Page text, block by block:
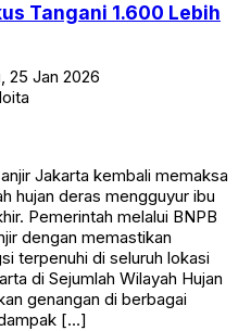
Tangani 1.600 Lebih
25 Jan 2026
Jakarta kembali memaksa
hujan deras mengguyur ibu
Pemerintah melalui BNPB
dengan memastikan
terpenuhi di seluruh lokasi
di Sejumlah Wilayah Hujan
genangan di berbagai
[…]